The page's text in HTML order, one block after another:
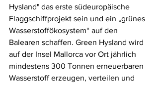
Hysland" das erste südeuropäische
Flaggschiffprojekt sein und ein „grünes
Wasserstoffökosystem“ auf den
Balearen schaffen. Green Hysland wird
auf der Insel Mallorca vor Ort jährlich
mindestens 300 Tonnen erneuerbaren
Wasserstoff erzeugen, verteilen und